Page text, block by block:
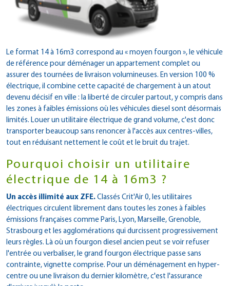
Le format 14 à 16m3 correspond au « moyen fourgon », le véhicule
de référence pour déménager un appartement complet ou
assurer des tournées de livraison volumineuses. En version 100 %
électrique, il combine cette capacité de chargement à un atout
devenu décisif en ville : la liberté de circuler partout, y compris dans
les zones à faibles émissions où les véhicules diesel sont désormais
limités. Louer un utilitaire électrique de grand volume, c'est donc
transporter beaucoup sans renoncer à l'accès aux centres-villes,
tout en réduisant nettement le coût et le bruit du trajet.
​Pourquoi choisir un utilitaire
électrique de 14 à 16m3 ?
Un accès illimité aux ZFE. Classés Crit'Air 0, les utilitaires
électriques circulent librement dans toutes les zones à faibles
émissions françaises comme Paris, Lyon, Marseille, Grenoble,
Strasbourg et les agglomérations qui durcissent progressivement
leurs règles. Là où un fourgon diesel ancien peut se voir refuser
l'entrée ou verbaliser, le grand fourgon électrique passe sans
contrainte, vignette comprise. Pour un déménagement en hyper-
centre ou une livraison du dernier kilomètre, c'est l'assurance